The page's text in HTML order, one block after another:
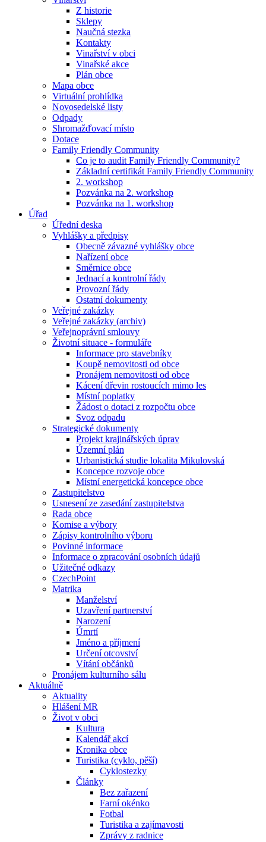
Z historie
Sklepy
Naučná stezka
Kontakty
Vinařství v obci
Vinařské akce
Plán obce
Mapa obce
Virtuální prohlídka
Novosedelské listy
Odpady
Shromažďovací místo
Dotace
Family Friendly Community
Co je to audit Family Friendly Community?
Základní certifikát Family Friendly Community
2. workshop
Pozvánka na 2. workshop
Pozvánka na 1. workshop
Úřad
Úřední deska
Vyhlášky a předpisy
Obecně závazné vyhlášky obce
Nařízení obce
Směrnice obce
Jednací a kontrolní řády
Provozní řády
Ostatní dokumenty
Veřejné zakázky
Veřejné zakázky (archiv)
Veřejnoprávní smlouvy
Životní situace - formuláře
Informace pro stavebníky
Koupě nemovitosti od obce
Pronájem nemovitosti od obce
Kácení dřevin rostoucích mimo les
Místní poplatky
Žádost o dotaci z rozpočtu obce
Svoz odpadu
Strategické dokumenty
Projekt krajinářských úprav
Územní plán
Urbanistická studie lokalita Mikulovská
Koncepce rozvoje obce
Místní energetická koncepce obce
Zastupitelstvo
Usnesení ze zasedání zastupitelstva
Rada obce
Komise a výbory
Zápisy kontrolního výboru
Povinné informace
Informace o zpracování osobních údajů
Užitečné odkazy
CzechPoint
Matrika
Manželství
Uzavření partnerství
Narození
Úmrtí
Jméno a příjmení
Určení otcovství
Vítání občánků
Pronájem kulturního sálu
Aktuálně
Aktuality
Hlášení MR
Život v obci
Kultura
Kalendář akcí
Kronika obce
Turistika (cyklo, pěší)
Cyklostezky
Články
Bez zařazení
Farní okénko
Fotbal
Turistika a zajímavosti
Zprávy z radnice